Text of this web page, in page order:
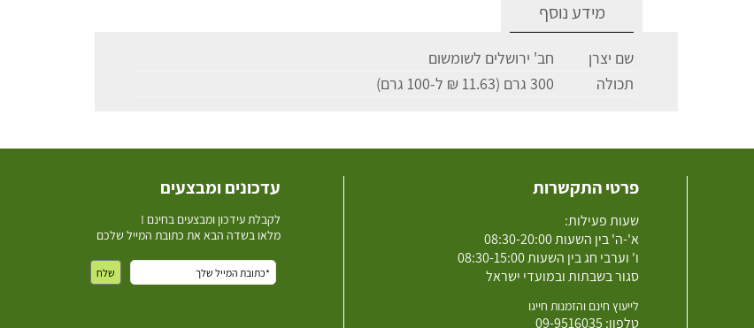
מידע נוסף
שם יצרן
חב' ירושלים לשומשום
תכולה
300 גרם (11.63 ₪ ל-100 גרם)
פרטי התקשרות
שעות פעילות:
א'-ה' בין השעות 08:30-20:00
ו' וערבי חג בין השעות 08:30-15:00
סגור בשבתות ובמועדי ישראל
לייעוץ חינם והזמנות חייגו
טלפון: 09-9516035
עדכונים ומבצעים
לקבלת עידכון ומבצעים בחינם !
מלאו בשדה הבא את כתובת המייל שלכם